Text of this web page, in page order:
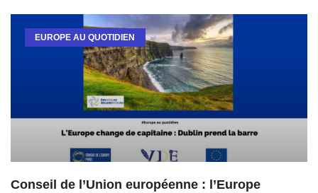
EUROPE AU QUOTIDIEN
Conseil de l’Union européenne : l’Europe